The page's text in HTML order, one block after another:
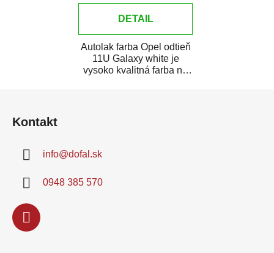
DETAIL
Autolak farba Opel odtieň
11U Galaxy white je
vysoko kvalitná farba na
Kontakt
info@dofal.sk
0948 385 570